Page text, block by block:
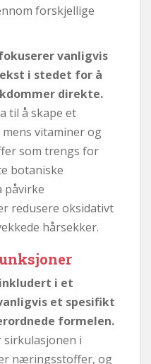
forskjellige
vanligvis
i stedet for å
direkte.
til å skape et
vitaminer og
som trengs for
botaniske
påvirke
redusere oksidativt
hårsekker.
i et
et spesifikt
formelen.
i
næringsstoffer, og